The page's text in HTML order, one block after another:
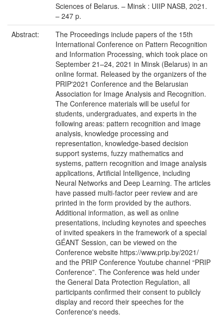
Sciences of Belarus. – Minsk : UIIP NASB, 2021.
– 247 p.
Abstract:
The Proceedings include papers of the 15th
International Conference on Pattern Recognition
and Information Processing, which took place on
September 21–24, 2021 in Minsk (Belarus) in an
online format. Released by the organizers of the
PRIP'2021 Conference and the Belarusian
Association for Image Analysis and Recognition.
The Conference materials will be useful for
students, undergraduates, and experts in the
following areas: pattern recognition and image
analysis, knowledge processing and
representation, knowledge-based decision
support systems, fuzzy mathematics and
systems, pattern recognition and image analysis
applications, Artificial Intelligence, including
Neural Networks and Deep Learning. The articles
have passed multi-factor peer review and are
printed in the form provided by the authors.
Additional information, as well as online
presentations, including keynotes and speeches
of invited speakers in the framework of a special
GÉANT Session, can be viewed on the
Conference website https://www.prip.by/2021/
and the PRIP Conference Youtube channel “PRIP
Conference”. The Conference was held under
the General Data Protection Regulation, all
participants confirmed their consent to publicly
display and record their speeches for the
Conference's needs.